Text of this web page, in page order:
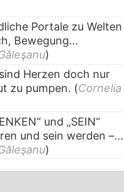
Portale zu Welten
Bewegung...
)
Herzen doch nur
zu pumpen. (Cornelia
und „SEIN“
und sein werden –...
)